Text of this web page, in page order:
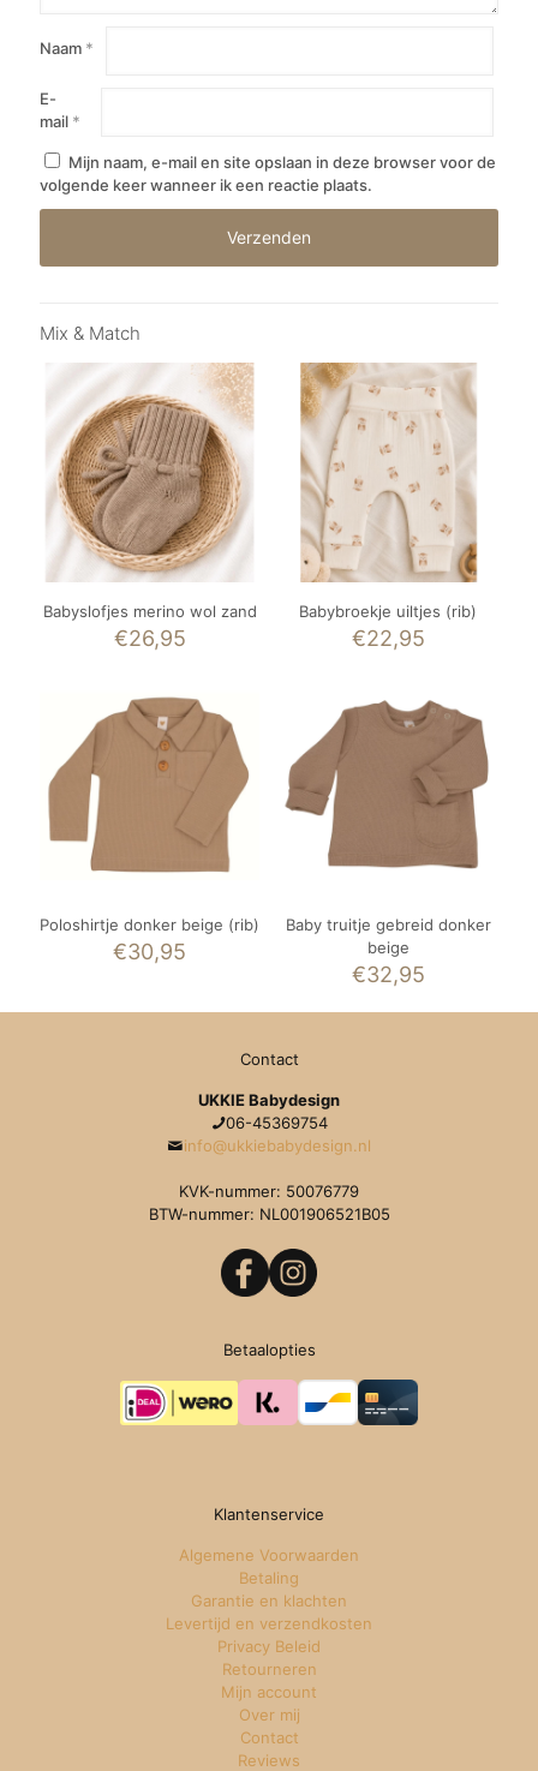
Naam *
E-
mail *
Mijn naam, e-mail en site opslaan in deze browser voor de
volgende keer wanneer ik een reactie plaats.
Mix & Match
Babyslofjes merino wol zand
€26,95
Babybroekje uiltjes (rib)
€22,95
Poloshirtje donker beige (rib)
€30,95
Baby truitje gebreid donker
beige
€32,95
Contact
UKKIE Babydesign
06-45369754
info@ukkiebabydesign.nl
KVK-nummer: 50076779
BTW-nummer: NL001906521B05
Betaalopties
Klantenservice
Algemene Voorwaarden
Betaling
Garantie en klachten
Levertijd en verzendkosten
Privacy Beleid
Retourneren
Mijn account
Over mij
Contact
Reviews